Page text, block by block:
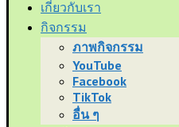
เกี่ยวกับเรา
กิจกรรม
ภาพกิจกรรม
YouTube
Facebook
TikTok
อื่น ๆ